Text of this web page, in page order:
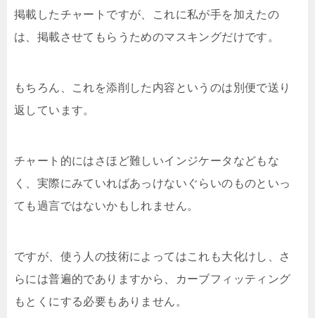
掲載したチャートですが、これに私が手を加えたの
は、掲載させてもらうためのマスキングだけです。
もちろん、これを添削した内容というのは別便で送り
返しています。
チャート的にはさほど難しいインジケータなどもな
く、実際にみていればあっけないぐらいのものといっ
ても過言ではないかもしれません。
ですが、使う人の技術によってはこれも大化けし、さ
らには普遍的でありますから、カーブフィッティング
もとくにする必要もありません。